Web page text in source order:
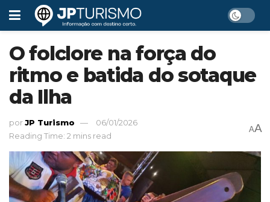
O folclore na força do
ritmo e batida do sotaque
da Ilha
porJP Turismo
06/01/2026
Reading Time: 2 mins read
AA